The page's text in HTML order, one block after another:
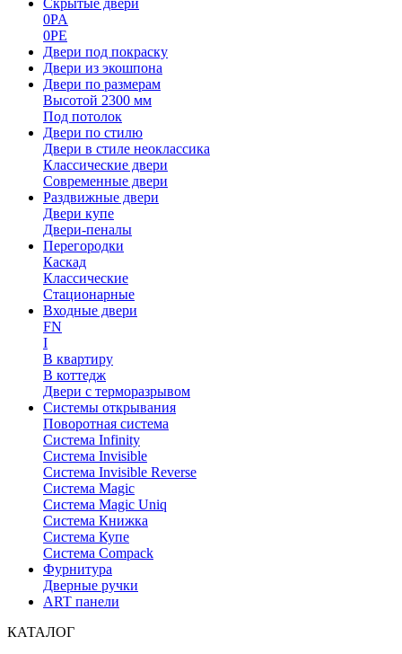
Скрытые двери
0PA
0PE
Двери под покраску
Двери из экошпона
Двери по размерам
Высотой 2300 мм
Под потолок
Двери по стилю
Двери в стиле неоклассика
Классические двери
Современные двери
Раздвижные двери
Двери купе
Двери-пеналы
Перегородки
Каскад
Классические
Стационарные
Входные двери
FN
I
В квартиру
В коттедж
Двери с терморазрывом
Системы открывания
Поворотная система
Система Infinity
Система Invisible
Система Invisible Reverse
Система Magic
Система Magic Uniq
Система Книжка
Система Купе
Система Compack
Фурнитура
Дверные ручки
ART панели
КАТАЛОГ